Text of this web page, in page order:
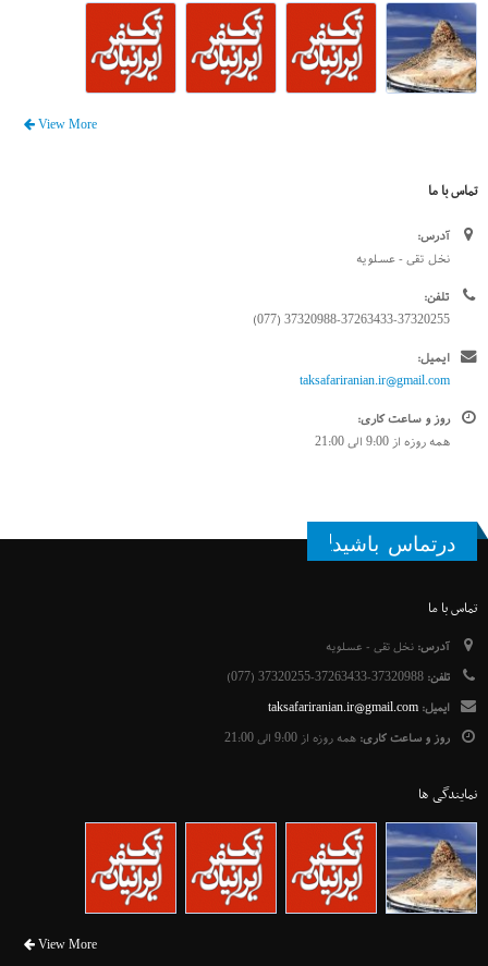
View More
تماس با ما
آدرس:
نخل تقی - عسلویه
تلفن:
37320988-37263433-37320255 (077)
ایمیل:
taksafariranian.ir@gmail.com
روز و ساعت کاری:
همه روزه از 9:00 الی 21:00
درتماس باشید!
تماس با ما
آدرس: نخل تقی - عسلویه
تلفن: 37320988-37263433-37320255 (077)
ایمیل: taksafariranian.ir@gmail.com
روز و ساعت کاری: همه روزه از 9:00 الی 21:00
نمایندگی ها
View More